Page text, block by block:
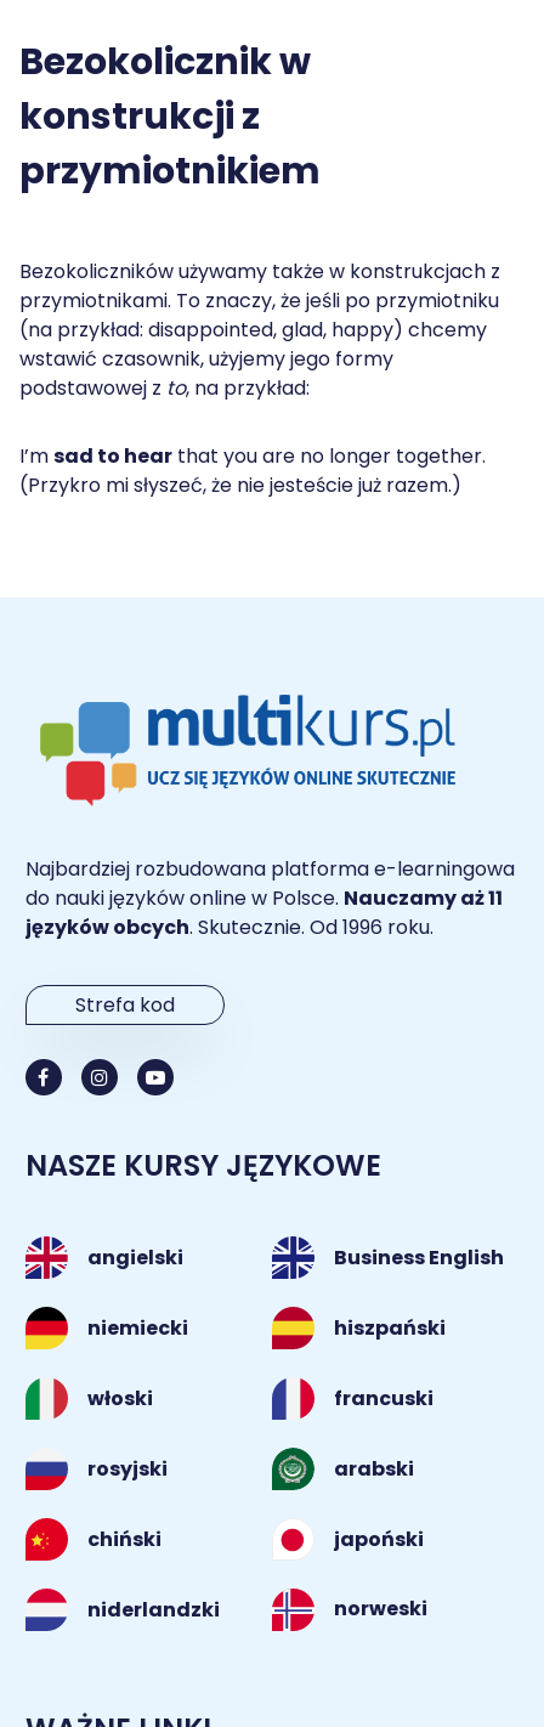
Bezokolicznik w
konstrukcji z
przymiotnikiem
Bezokoliczników używamy także w konstrukcjach z
przymiotnikami. To znaczy, że jeśli po przymiotniku
(na przykład: disappointed, glad, happy) chcemy
wstawić czasownik, użyjemy jego formy
podstawowej z to, na przykład:
I’msad to hear that you are no longer together.
(Przykro mi słyszeć, że nie jesteście już razem.)
Najbardziej rozbudowana platforma e-learningowa
do nauki języków online w Polsce. Nauczamy aż 11
języków obcych. Skutecznie. Od 1996 roku.
Strefa kod
NASZE KURSY JĘZYKOWE
angielski Business English
niemiecki hiszpański
włoski francuski
rosyjski arabski
chiński japoński
niderlandzki norweski